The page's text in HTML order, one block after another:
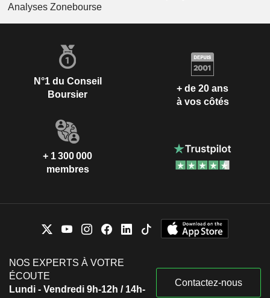
Analyses Zonebourse
N°1 du Conseil
Boursier
+ de 20 ans
à vos côtés
+ 1 300 000
membres
NOS EXPERTS À VOTRE
ÉCOUTE
Lundi - Vendredi 9h-12h / 14h-
Contactez-nous